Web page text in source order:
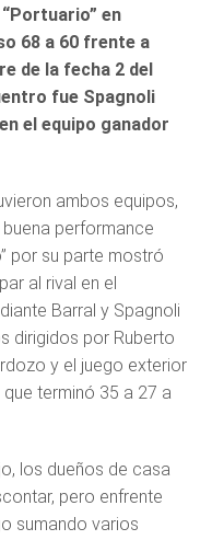
en
68 a 60 frente a
de la fecha 2 del
fue Spagnoli
el equipo ganador
ambos equipos,
performance
por su parte mostró
al rival en el
Barral y Spagnoli
dirigidos por Ruberto
y el juego exterior
terminó 35 a 27 a
los dueños de casa
pero enfrente
sumando varios